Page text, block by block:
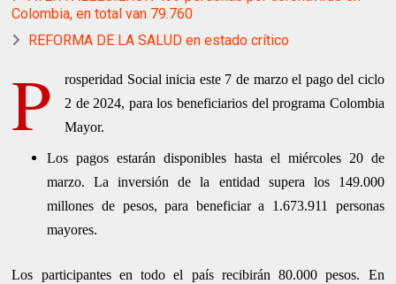
Colombia, en total van 79.760
REFORMA DE LA SALUD en estado crítico
P
rosperidad Social inicia este 7 de marzo el pago del ciclo
2 de 2024, para los beneficiarios del programa Colombia
Mayor.
Los pagos estarán disponibles hasta el miércoles 20 de
marzo. La inversión de la entidad supera los 149.000
millones de pesos, para beneficiar a 1.673.911 personas
mayores.
Los participantes en todo el país recibirán 80.000 pesos. En